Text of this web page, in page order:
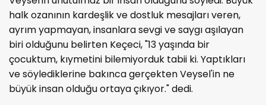
halk ozanının kardeşlik ve dostluk mesajları veren,
ayrım yapmayan, insanlara sevgi ve saygı aşılayan
biri olduğunu belirten Keçeci, "13 yaşında bir
çocuktum, kıymetini bilemiyorduk tabii ki. Yaptıkları
ve söylediklerine bakınca gerçekten Veysel'in ne
büyük insan olduğu ortaya çıkıyor." dedi.